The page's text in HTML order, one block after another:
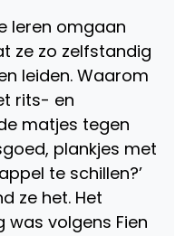
leren omgaan
ze zo zelfstandig
leiden. Waarom
rits- en
matjes tegen
plankjes met
te schillen?’
ze het. Het
volgens Fien